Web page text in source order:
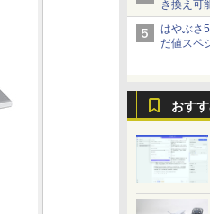
き換え可
ム」
はやぶさ
だ値スペ
おす